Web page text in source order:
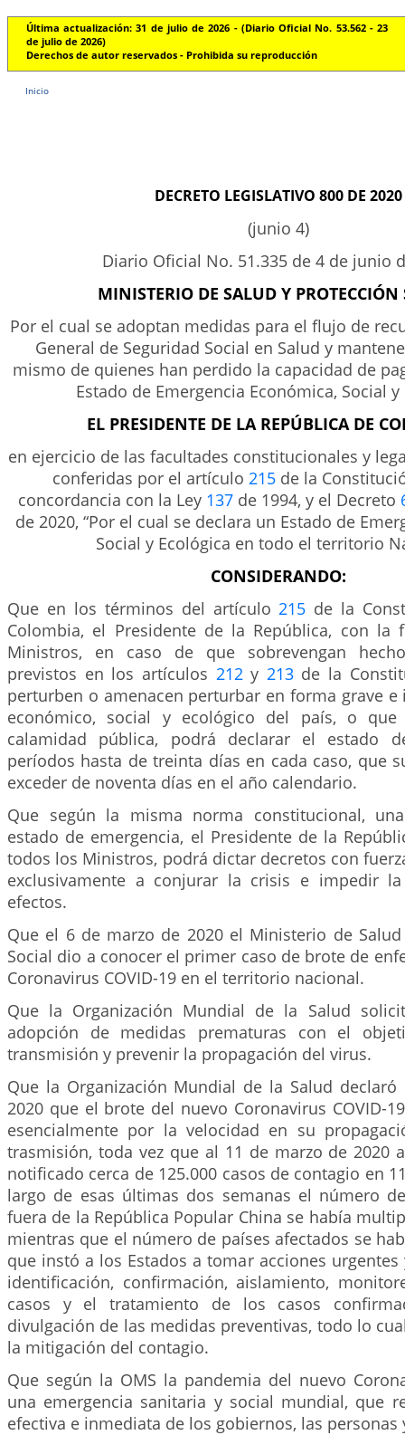
Última actualización: 31 de julio de 2026 - (Diario Oficial No. 53.562 - 23
de julio de 2026)
Derechos de autor reservados - Prohibida su reproducción
Inicio
DECRETO LEGISLATIVO 800 DE 2020
(junio 4)
Diario Oficial No. 51.335 de 4 de junio
MINISTERIO DE SALUD Y PROTECCIÓN
Por el cual se adoptan medidas para el flujo de
General de Seguridad Social en Salud y
mismo de quienes han perdido la capacidad de
Estado de Emergencia Económica, Social
EL PRESIDENTE DE LA REPÚBLICA DE
en ejercicio de las facultades constitucionales y
conferidas por el artículo 215de la
concordancia con la Ley 137de 1994, y el Decreto
de 2020, “Por el cual se declara un Estado de
Social y Ecológica en todo el territorio
CONSIDERANDO:
Que en los términos del artículo215 de la
Colombia, el Presidente de la República, con
Ministros, en caso de que sobrevengan
previstos en los artículos 212y 213de la
perturben o amenacen perturbar en forma grave
económico, social y ecológico del país, o que
calamidad pública, podrá declarar el estado
períodos hasta de treinta días en cada caso, que
exceder de noventa días en el año calendario.
Que según la misma norma constitucional,
estado de emergencia, el Presidente de la
todos los Ministros, podrá dictar decretos con
exclusivamente a conjurar la crisis e impedir
efectos.
Que el 6 de marzo de 2020 el Ministerio de
Social dio a conocer el primer caso de brote de
Coronavirus COVID-19 en el territorio nacional.
Que la Organización Mundial de la Salud
adopción de medidas prematuras con el
transmisión y prevenir la propagación del virus.
Que la Organización Mundial de la Salud
2020 que el brote del nuevo Coronavirus COVID-
esencialmente por la velocidad en su
trasmisión, toda vez que al 11 de marzo de 2020
notificado cerca de 125.000 casos de contagio en
largo de esas últimas dos semanas el número
fuera de la República Popular China se había
mientras que el número de países afectados se
que instó a los Estados a tomar acciones
identificación, confirmación, aislamiento,
casos y el tratamiento de los casos
divulgación de las medidas preventivas, todo lo
la mitigación del contagio.
Que según la OMS la pandemia del nuevo
una emergencia sanitaria y social mundial, que
efectiva e inmediata de los gobiernos, las personas